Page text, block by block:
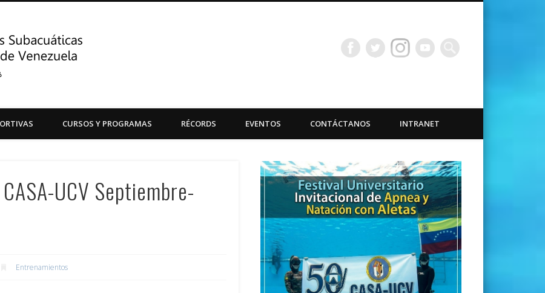
Centro de Actividades Subacuáticas Universidad
Central de Venezuela
CURSOS Y PROGRAMAS RÉCORDS EVENTOS CONTÁCTANOS INTRANET
UCV Septiembre-
Entrenamientos